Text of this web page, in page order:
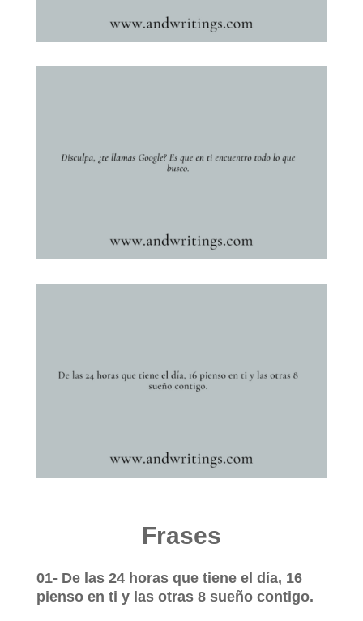
Frases
01- De las 24 horas que tiene el día, 16
pienso en ti y las otras 8 sueño contigo.